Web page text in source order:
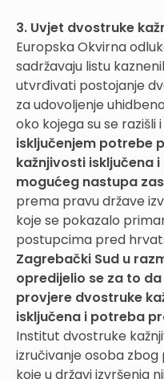
3. Uvjet dvostruke
Europska Okvirna
sadržavaju listu
utvrđivati postojanje
za udovoljenje
oko kojega su se
isključenjem potrebe
kažnjivosti isključena
mogućeg nastupa
prema pravu države
koje se pokazalo
postupcima pred
Zagrebački Sud u
opredijelio se za to
provjere dvostruke
isključena i potreba
Institut dvostruke
izručivanje osoba
koje u državi izvršenja